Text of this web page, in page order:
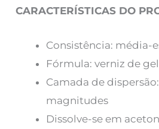
CARACTERÍSTICAS DO
Consistência: média-
Fórmula: verniz de gel
Camada de
magnitudes
Dissolve-se em